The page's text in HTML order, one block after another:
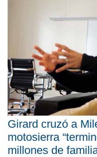
Girard cruzó a
motosierra
millones de